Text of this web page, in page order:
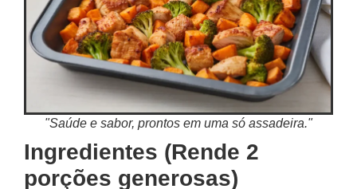
"Saúde e sabor, prontos em uma só assadeira."
Ingredientes (Rende 2
porções generosas)